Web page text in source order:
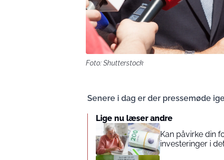
Foto: Shutterstock
Senere i dag er der pressemøde
Lige nu læser andre
Kan påvirke din
investeringer i